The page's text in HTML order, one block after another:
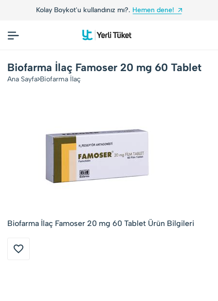
Kolay Boykot'u kullandınız mı?. Hemen dene!
Biofarma İlaç Famoser 20 mg 60 Tablet
Ana Sayfa Biofarma İlaç
Biofarma İlaç Famoser 20 mg 60 Tablet Ürün Bilgileri